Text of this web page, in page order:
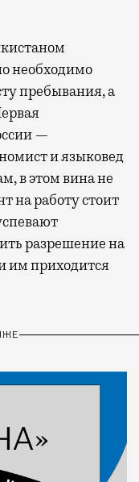
необходимо
пребывания, а
—
и языковед
в этом вина не
на работу стоит
разрешение на
им приходится